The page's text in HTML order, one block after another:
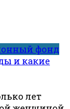
фонд
и какие
лет